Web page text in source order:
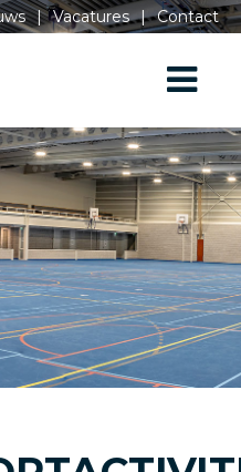
| Vacatures | Contact